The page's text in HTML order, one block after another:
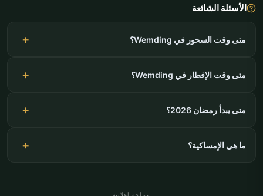
الأسئلة الشائعة
متى وقت السحور في Wemding؟
متى وقت الإفطار في Wemding؟
متى يبدأ رمضان 2026؟
ما هي الإمساكية؟
مساحة إعلانية